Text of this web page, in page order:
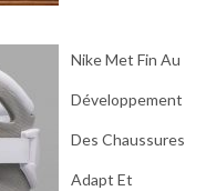
Nike Met Fin Au
Développement
Des Chaussures
Adapt Et